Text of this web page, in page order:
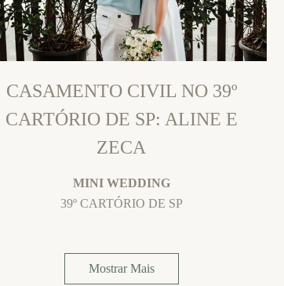
CASAMENTO CIVIL NO 39º
CARTÓRIO DE SP: ALINE E
ZECA
MINI WEDDING
39º CARTÓRIO DE SP
Mostrar Mais